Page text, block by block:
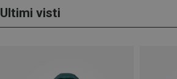
Ultimi visti